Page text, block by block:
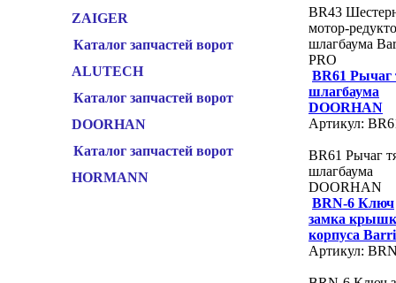
ZAIGER
Каталог запчастей ворот
ALUTECH
Каталог запчастей ворот
DOORHAN
Каталог запчастей ворот
HORMANN
BR43
мотор-
шлагбаума
PRO
BR61 Рычаг
шлагбаума
DOORHAN
Артикул:
BR61 Рычаг
шлагбаума
DOORHAN
BRN-6 Ключ
замка
корпуса
Артикул: